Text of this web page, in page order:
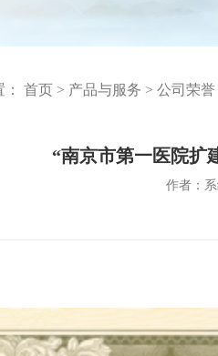
首页> 产品与服务 > 公司荣誉
“南京市第一医院扩
作者：